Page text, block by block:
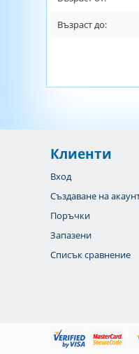
Възраст до:
Клиенти
Вход
Създаване на
Поръчки
Запазени
Списък сравнение